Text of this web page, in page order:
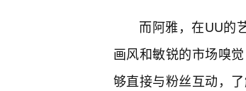
而阿雅，在UU的
画风和敏锐的市场嗅
够直接与粉丝互动，